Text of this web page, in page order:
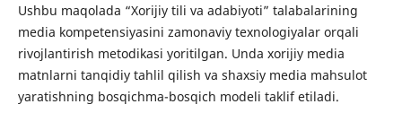
Ushbu maqolada “Xorijiy tili va adabiyoti” talabalarining
media kompetensiyasini zamonaviy texnologiyalar orqali
rivojlantirish metodikasi yoritilgan. Unda xorijiy media
matnlarni tanqidiy tahlil qilish va shaxsiy media mahsulot
yaratishning bosqichma-bosqich modeli taklif etiladi.